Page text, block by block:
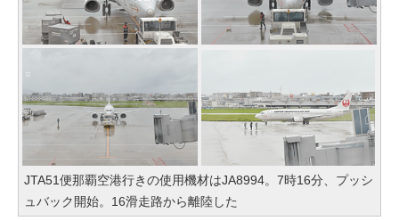
JTA51便那覇空港行きの使用機材はJA8994。7時16分、プッシ
ュバック開始。16滑走路から離陸した